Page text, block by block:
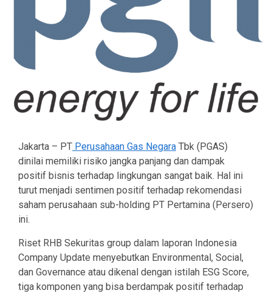
Jakarta – PT Perusahaan Gas Negara Tbk (PGAS)
dinilai memiliki risiko jangka panjang dan dampak
positif bisnis terhadap lingkungan sangat baik. Hal ini
turut menjadi sentimen positif terhadap rekomendasi
saham perusahaan sub-holding PT Pertamina (Persero)
ini.
Riset RHB Sekuritas group dalam laporan Indonesia
Company Update menyebutkan Environmental, Social,
dan Governance atau dikenal dengan istilah ESG Score,
tiga komponen yang bisa berdampak positif terhadap